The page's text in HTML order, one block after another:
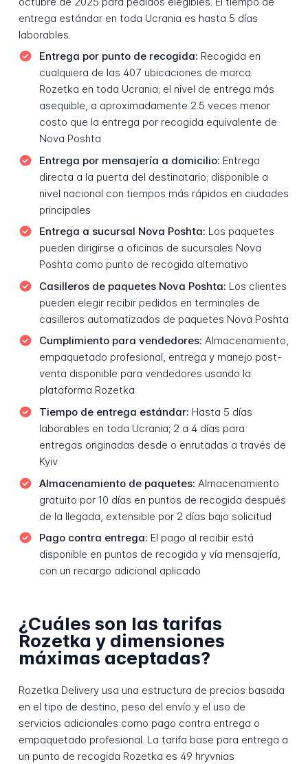
entrega estándar en toda Ucrania es hasta 5 días
laborables.
Entrega por punto de recogida: Recogida en
cualquiera de las 407 ubicaciones de marca
Rozetka en toda Ucrania; el nivel de entrega más
asequible, a aproximadamente 2.5 veces menor
costo que la entrega por recogida equivalente de
Nova Poshta
Entrega por mensajería a domicilio: Entrega
directa a la puerta del destinatario; disponible a
nivel nacional con tiempos más rápidos en ciudades
principales
Entrega a sucursal Nova Poshta: Los paquetes
pueden dirigirse a oficinas de sucursales Nova
Poshta como punto de recogida alternativo
Casilleros de paquetes Nova Poshta: Los clientes
pueden elegir recibir pedidos en terminales de
casilleros automatizados de paquetes Nova Poshta
Cumplimiento para vendedores: Almacenamiento,
empaquetado profesional, entrega y manejo post-
venta disponible para vendedores usando la
plataforma Rozetka
Tiempo de entrega estándar: Hasta 5 días
laborables en toda Ucrania; 2 a 4 días para
entregas originadas desde o enrutadas a través de
Kyiv
Almacenamiento de paquetes: Almacenamiento
gratuito por 10 días en puntos de recogida después
de la llegada, extensible por 2 días bajo solicitud
Pago contra entrega: El pago al recibir está
disponible en puntos de recogida y vía mensajería,
con un recargo adicional aplicado
¿Cuáles son las tarifas
Rozetka y dimensiones
máximas aceptadas?
Rozetka Delivery usa una estructura de precios basada
en el tipo de destino, peso del envío y el uso de
servicios adicionales como pago contra entrega o
empaquetado profesional. La tarifa base para entrega a
un punto de recogida Rozetka es 49 hryvnias